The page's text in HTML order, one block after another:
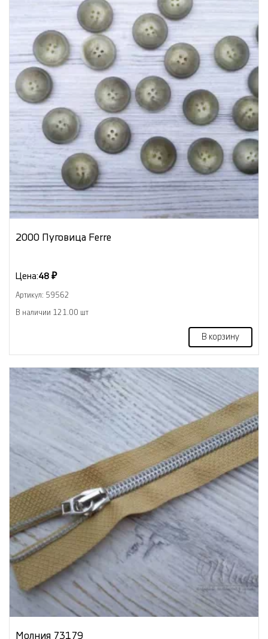
2000 Пуговица Ferre
Цена:48 ₽
Артикул: 59562
В наличии 121.00 шт
В корзину
Молния 73179